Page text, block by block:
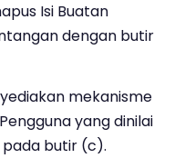
Isi Buatan
dengan butir
mekanisme
yang dinilai
butir (c).